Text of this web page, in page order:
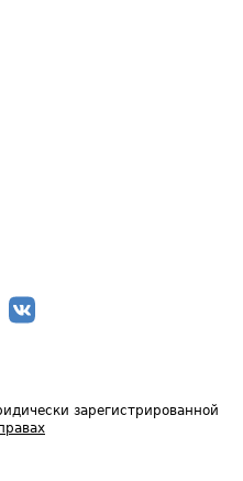
зарегистрированной